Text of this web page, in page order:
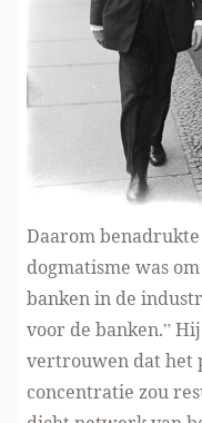
Daarom
dogmatisme was
banken in de
voor de banken.”
vertrouwen dat het
concentratie zou